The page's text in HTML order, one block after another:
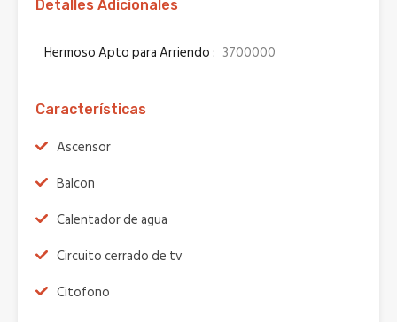
Detalles Adicionales
Hermoso Apto para Arriendo : 3700000
Características
Ascensor
Balcon
Calentador de agua
Circuito cerrado de tv
Citofono